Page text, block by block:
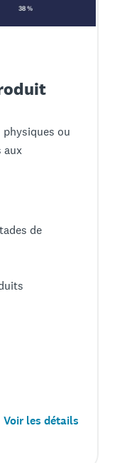
ou
aux
de
Voir les détails